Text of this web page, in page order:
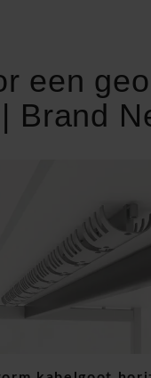
een
Brand